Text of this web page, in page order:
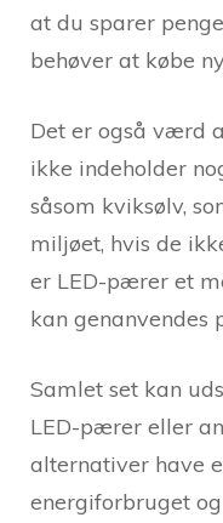
at du sparer
behøver at købe
Det er også værd
ikke indeholder
såsom kviksølv,
miljøet, hvis de
er LED-pærer et
kan genanvendes
Samlet set kan
LED-pærer eller
alternativer have
energiforbruget